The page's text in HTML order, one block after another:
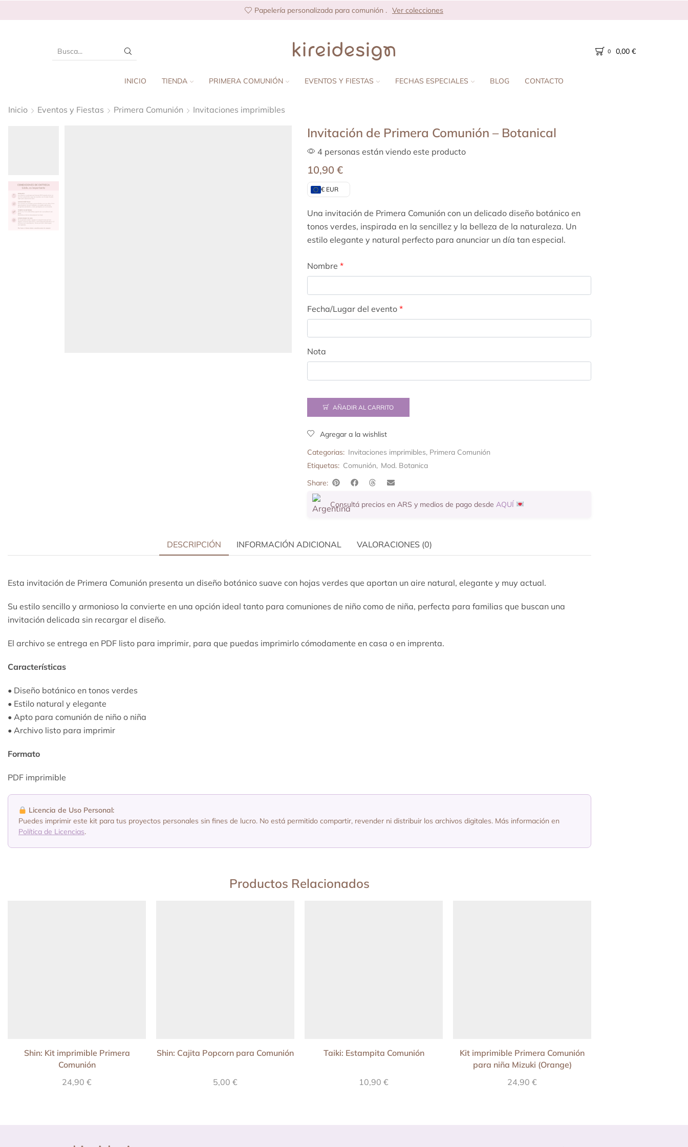
Papelería personalizada para comunión . Ver colecciones
0 0,00 €
INICIO TIENDA PRIMERA COMUNIÓN EVENTOS Y FIESTAS FECHAS ESPECIALES BLOG CONTACTO
Inicio Eventos y Fiestas Primera Comunión Invitaciones imprimibles
Invitación de Primera Comunión – Botanical
4 personas están viendo este producto
10,90 €
€ EUR
Una invitación de Primera Comunión con un delicado diseño botánico en
tonos verdes, inspirada en la sencillez y la belleza de la naturaleza. Un
estilo elegante y natural perfecto para anunciar un día tan especial.
Nombre *
Fecha/Lugar del evento *
Nota
AÑADIR AL CARRITO
Agregar a la wishlist
Categorias: Invitaciones imprimibles, Primera Comunión
Etiquetas: Comunión, Mod. Botanica
Share:
Consultá precios en ARS y medios de pago desde AQUÍ
DESCRIPCIÓN INFORMACIÓN ADICIONAL VALORACIONES (0)
Esta invitación de Primera Comunión presenta un diseño botánico suave con hojas verdes que aportan un aire natural, elegante y muy actual.
Su estilo sencillo y armonioso la convierte en una opción ideal tanto para comuniones de niño como de niña, perfecta para familias que buscan una
invitación delicada sin recargar el diseño.
El archivo se entrega en PDF listo para imprimir, para que puedas imprimirlo cómodamente en casa o en imprenta.
Características
• Diseño botánico en tonos verdes
• Estilo natural y elegante
• Apto para comunión de niño o niña
• Archivo listo para imprimir
Formato
PDF imprimible
Licencia de Uso Personal:
Puedes imprimir este kit para tus proyectos personales sin fines de lucro. No está permitido compartir, revender ni distribuir los archivos digitales. Más información en
Política de Licencias.
Productos Relacionados
Shin: Kit imprimible Primera
Comunión
24,90 €
Shin: Cajita Popcorn para Comunión
5,00 €
Taiki: Estampita Comunión
10,90 €
Kit imprimible Primera Comunión
para niña Mizuki (Orange)
24,90 €